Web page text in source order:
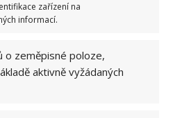
zařízení na
informací.
o zeměpisné poloze,
aktivně vyžádaných